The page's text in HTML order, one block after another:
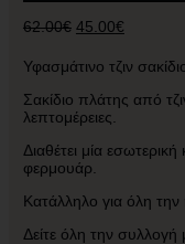
62.00€ Original
was:
62.00€.
45.00€Η
τιμή
45.00€.
Υφασμάτινο τζιν
Σακίδιο πλάτης από
λεπτομέρειες.
Διαθέτει μία
φερμουάρ.
Κατάλληλο για όλη την
Δείτε όλη την συλλογή